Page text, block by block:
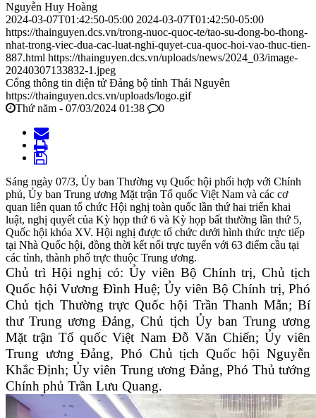
Nguyễn Huy Hoàng
2024-03-07T01:42:50-05:00 2024-03-07T01:42:50-05:00
https://thainguyen.dcs.vn/trong-nuoc-quoc-te/tao-su-dong-bo-thong-
nhat-trong-viec-dua-cac-luat-nghi-quyet-cua-quoc-hoi-vao-thuc-tien-
887.html https://thainguyen.dcs.vn/uploads/news/2024_03/image-
20240307133832-1.jpeg
Cổng thông tin điện tử Đảng bộ tỉnh Thái Nguyên
https://thainguyen.dcs.vn/uploads/logo.gif
Thứ năm - 07/03/2024 01:38
0
Sáng ngày 07/3, Ủy ban Thường vụ Quốc hội phối hợp với Chính
phủ, Ủy ban Trung ương Mặt trận Tổ quốc Việt Nam và các cơ
quan liên quan tổ chức Hội nghị toàn quốc lần thứ hai triển khai
luật, nghị quyết của Kỳ họp thứ 6 và Kỳ họp bất thường lần thứ 5,
Quốc hội khóa XV. Hội nghị được tổ chức dưới hình thức trực tiếp
tại Nhà Quốc hội, đồng thời kết nối trực tuyến với 63 điểm cầu tại
các tỉnh, thành phố trực thuộc Trung ương.
Chủ trì Hội nghị có: Ủy viên Bộ Chính trị, Chủ tịch
Quốc hội Vương Đình Huệ; Ủy viên Bộ Chính trị, Phó
Chủ tịch Thường trực Quốc hội Trần Thanh Mẫn; Bí
thư Trung ương Đảng, Chủ tịch Ủy ban Trung ương
Mặt trận Tổ quốc Việt Nam Đỗ Văn Chiến; Ủy viên
Trung ương Đảng, Phó Chủ tịch Quốc hội Nguyễn
Khắc Định; Ủy viên Trung ương Đảng, Phó Thủ tướng
Chính phủ Trần Lưu Quang.